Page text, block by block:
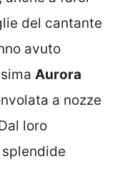
del cantante
avuto
Aurora
a nozze
loro